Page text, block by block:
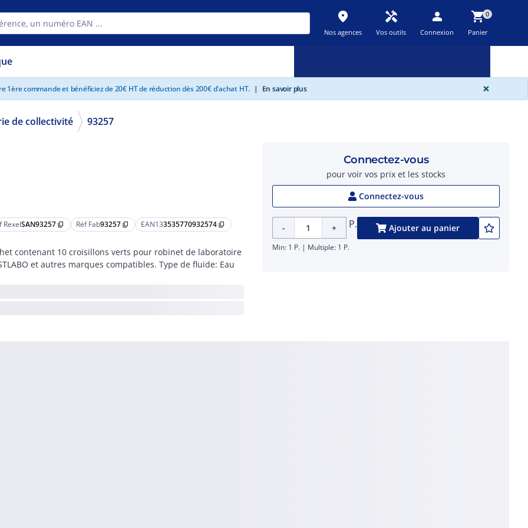
place
Nos agences
handyman
Vos outils
person
Connexion
shopping_cart0
Panier
1ère commande et bénéficiez de 20€ HT de réduction dès 200€ d'achat HT. | En savoir plus ×
de collectivité 93257
RexelSAN93257 content_copy Réf Fab93257 content_copy EAN133535770932574 content_copy
contenant 10 croisillons verts pour robinet de laboratoire
et autres marques compatibles. Type de fluide: Eau
Connectez-vous
pour voir vos prix et les stocks
Connectez-vous
- + P. Ajouter au panier
Min: 1 P. | Multiple: 1 P.